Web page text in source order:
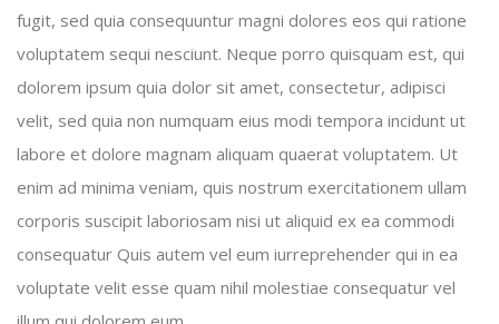
fugit, sed quia consequuntur magni dolores eos qui ratione
voluptatem sequi nesciunt. Neque porro quisquam est, qui
dolorem ipsum quia dolor sit amet, consectetur, adipisci
velit, sed quia non numquam eius modi tempora incidunt ut
labore et dolore magnam aliquam quaerat voluptatem. Ut
enim ad minima veniam, quis nostrum exercitationem ullam
corporis suscipit laboriosam nisi ut aliquid ex ea commodi
consequatur Quis autem vel eum iurreprehender qui in ea
voluptate velit esse quam nihil molestiae consequatur vel